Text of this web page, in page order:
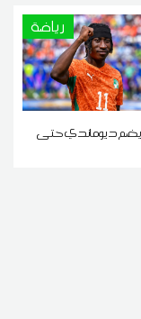
رياضة
يضم ديوماندي حتى